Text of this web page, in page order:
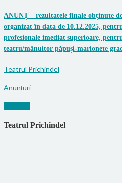
ANUNȚ – rezultatele finale obținute
organizat în data de 10.12.2025,
profesionale imediat superioare,
teatru/mânuitor păpuși-marionete
Teatrul Prichindel
Anunțuri
Teatrul Prichindel